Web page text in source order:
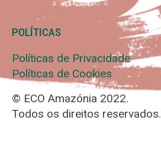
POLÍTICAS
Políticas de Privacidade
Políticas de Cookies
© ECO Amazónia 2022.
Todos os direitos reservados.